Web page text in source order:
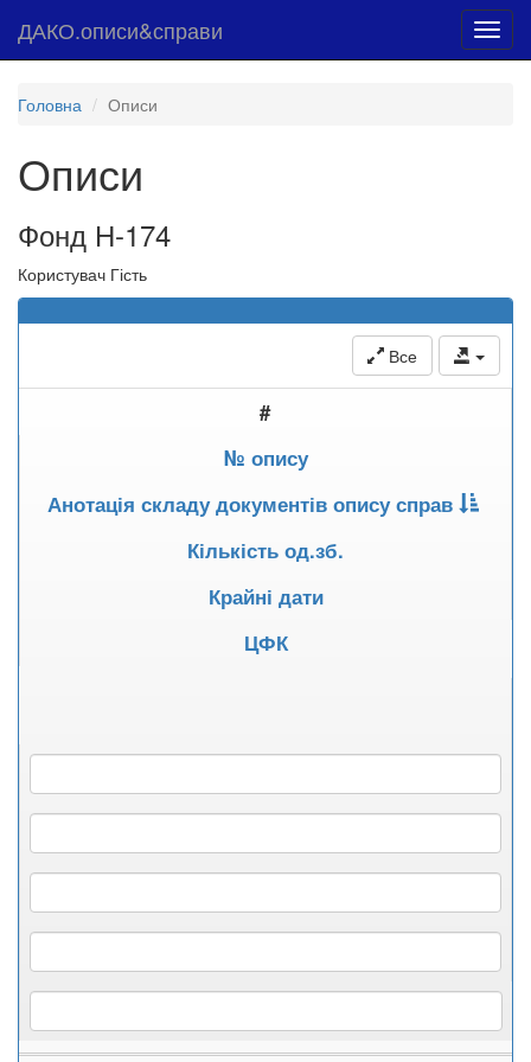
ДАКО.описи&справи
Головна Описи
Описи
Фонд Н-174
Користувач Гість
Все
#
№ опису
Анотація складу документів опису справ
Кількість од.зб.
Крайні дати
ЦФК